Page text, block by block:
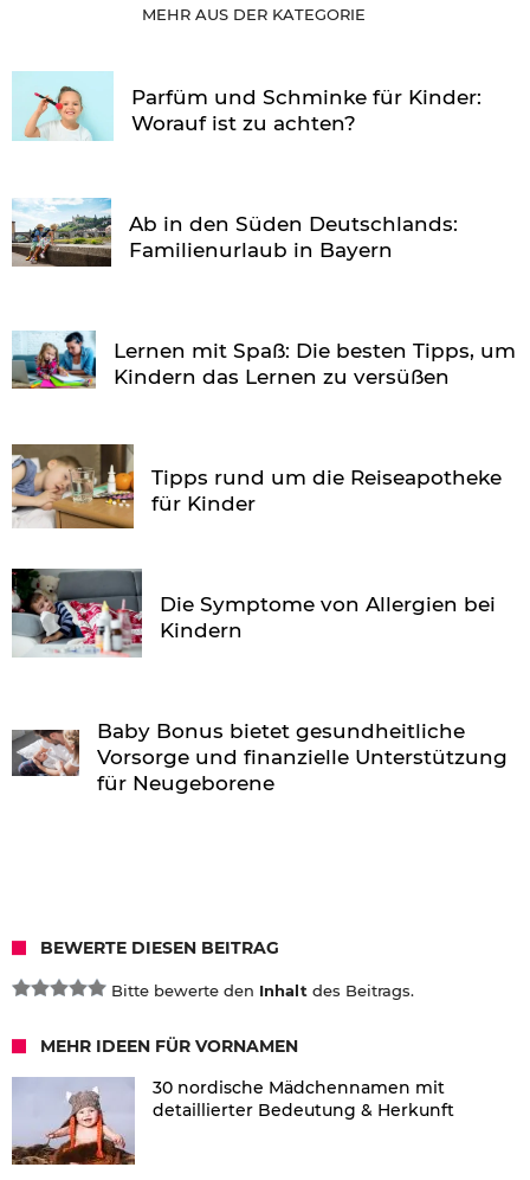
MEHR AUS DER KATEGORIE
Parfüm und Schminke für Kinder:
Worauf ist zu achten?
Ab in den Süden Deutschlands:
Familienurlaub in Bayern
Lernen mit Spaß: Die besten Tipps, um
Kindern das Lernen zu versüßen
Tipps rund um die Reiseapotheke
für Kinder
Die Symptome von Allergien bei
Kindern
Baby Bonus bietet gesundheitliche
Vorsorge und finanzielle Unterstützung
für Neugeborene
BEWERTE DIESEN BEITRAG
Bitte bewerte den Inhalt des Beitrags.
MEHR IDEEN FÜR VORNAMEN
30 nordische Mädchennamen mit
detaillierter Bedeutung & Herkunft